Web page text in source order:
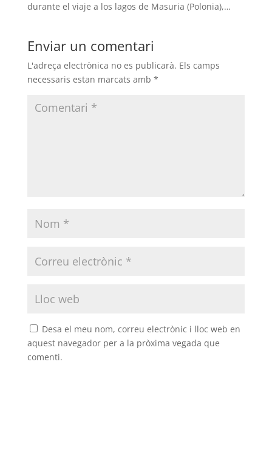
durante el viaje a los lagos de Masuria (Polonia),…
Enviar un comentari
L'adreça electrònica no es publicarà. Els camps
necessaris estan marcats amb *
Desa el meu nom, correu electrònic i lloc web en
aquest navegador per a la pròxima vegada que
comenti.